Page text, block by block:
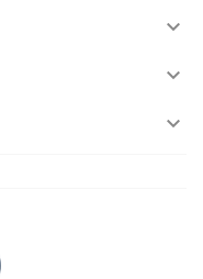


